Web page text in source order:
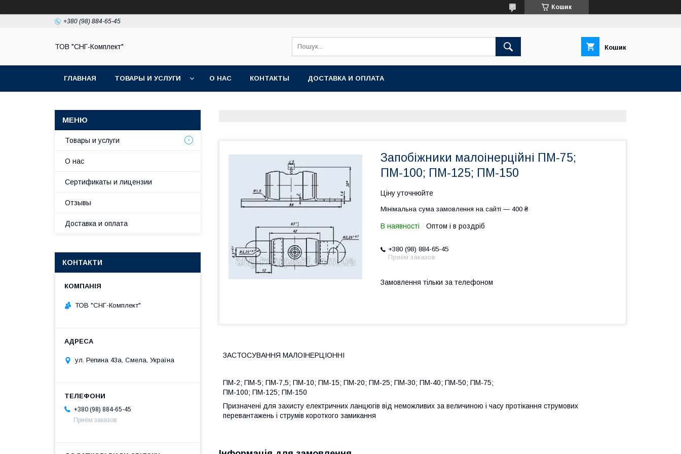
Кошик
+380 (98) 884-65-45
ТОВ "СНГ-Комплект" Кошик
ГЛАВНАЯ ТОВАРЫ И УСЛУГИ О НАС КОНТАКТЫ ДОСТАВКА И ОПЛАТА
Запобіжники малоінерційні ПМ-75;
ПМ-100; ПМ-125; ПМ-150
Ціну уточнюйте
Мінімальна сума замовлення на сайті — 400 ₴
В наявності Оптом і в роздріб
+380 (98) 884-65-45
Приём заказов
Замовлення тільки за телефоном
ЗАСТОСУВАННЯ МАЛОІНЕРЦІОННІ
ПМ-2; ПМ-5; ПМ-7,5; ПМ-10; ПМ-15; ПМ-20; ПМ-25; ПМ-30; ПМ-40; ПМ-50; ПМ-75;
ПМ-100; ПМ-125; ПМ-150
Призначені для захисту електричних ланцюгів від неможливих за величиною і часу протікання струмових
перевантажень і струмів короткого замикання
Товары и услуги
О нас
Сертификаты и лицензии
Отзывы
Доставка и оплата
КОНТАКТИ
ТОВ "СНГ-Комплект"
ул. Репина 43а, Смела, Україна
+380 (98) 884-65-45
Приём заказов